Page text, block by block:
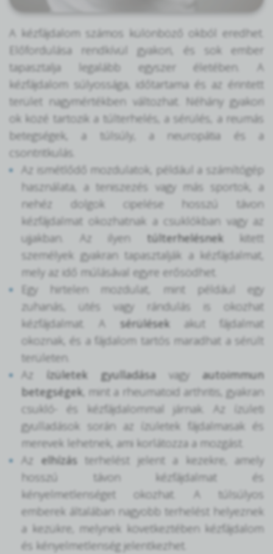
A kézfájdalom számos különböző okból eredhet.
Előfordulása rendkívül gyakori, és sok ember
tapasztalja legalább egyszer életében. A
kézfájdalom súlyossága, időtartama és az érintett
terület nagymértékben változhat. Néhány gyakori
ok közé tartozik a túlterhelés, a sérülés, a reumás
betegségek, a túlsúly, a neuropátia és a
csontritkulás.
Az ismétlődő mozdulatok, például a számítógép
használata, a teniszezés vagy más sportok, a
nehéz dolgok cipelése hosszú távon
kézfájdalmat okozhatnak a csuklókban vagy az
ujjakban. Az ilyen túlterhelésnek kitett
személyek gyakran tapasztalják a kézfájdalmat,
mely az idő múlásával egyre erősödhet.
Egy hirtelen mozdulat, mint például egy
zuhanás, ütés vagy rándulás is okozhat
kézfájdalmat. A sérülések akut fájdalmat
okoznak, és a fájdalom tartós maradhat a sérült
területen.
Az ízületek gyulladása vagy autoimmun
betegségek, mint a rheumatoid arthritis, gyakran
csukló- és kézfájdalommal járnak. Az ízületi
gyulladások során az ízületek fájdalmasak és
merevek lehetnek, ami korlátozza a mozgást.
Az elhízás terhelést jelent a kezekre, amely
hosszú távon kézfájdalmat és
kényelmetlenséget okozhat. A túlsúlyos
emberek általában nagyobb terhelést helyeznek
a kezükre, melynek következtében kézfájdalom
és kényelmetlenség jelentkezhet.